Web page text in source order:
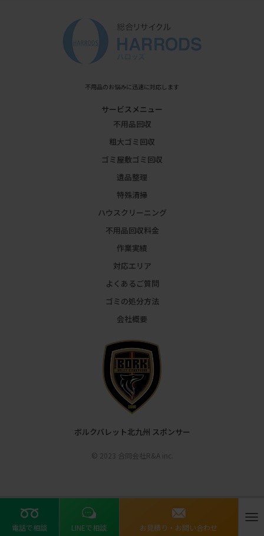
電話で相談 LINEで相談 お見積り・お問い合わせ
不用品のお悩みに迅速に対応します
サービスメニュー
不用品回収
粗大ゴミ回収
ゴミ屋敷ゴミ回収
遺品整理
特殊清掃
ハウスクリーニング
不用品回収料金
作業実績
対応エリア
よくあるご質問
ゴミの処分方法
会社概要
ボルクバレット北九州 スポンサー
© 2023 合同会社R&A inc.
地域特設ページ